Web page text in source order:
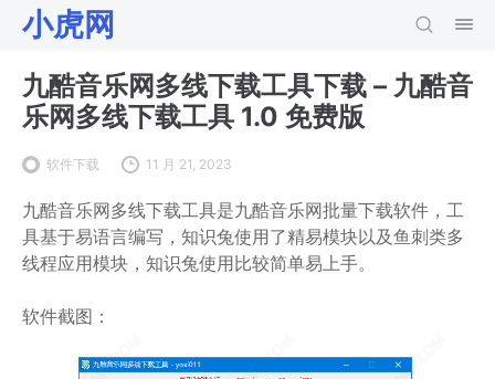
小虎网
九酷音乐网多线下载工具下载 – 九酷音
乐网多线下载工具 1.0 免费版
软件下载 11 月 21, 2023
九酷音乐网多线下载工具是九酷音乐网批量下载软件，工
具基于易语言编写，知识兔使用了精易模块以及鱼刺类多
线程应用模块，知识兔使用比较简单易上手。
软件截图：